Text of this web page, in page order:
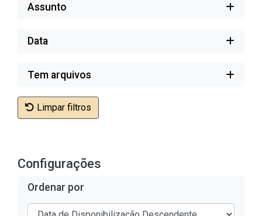
Assunto
Data
Tem arquivos
Limpar filtros
Configurações
Ordenar por